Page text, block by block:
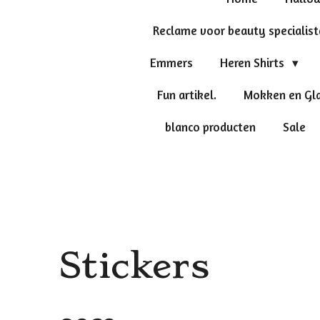
Reclame voor beauty
Emmers Heren Shirts
Fun artikel. Mokken en
blanco producten Sale
Stickers